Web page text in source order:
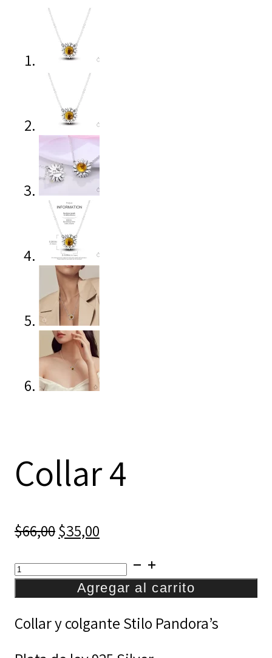
Collar 4
$66,00El
original
era:
$35,00
actual
es:
Collar
4
Agregar al carrito
Collar y colgante Stilo Pandora’s